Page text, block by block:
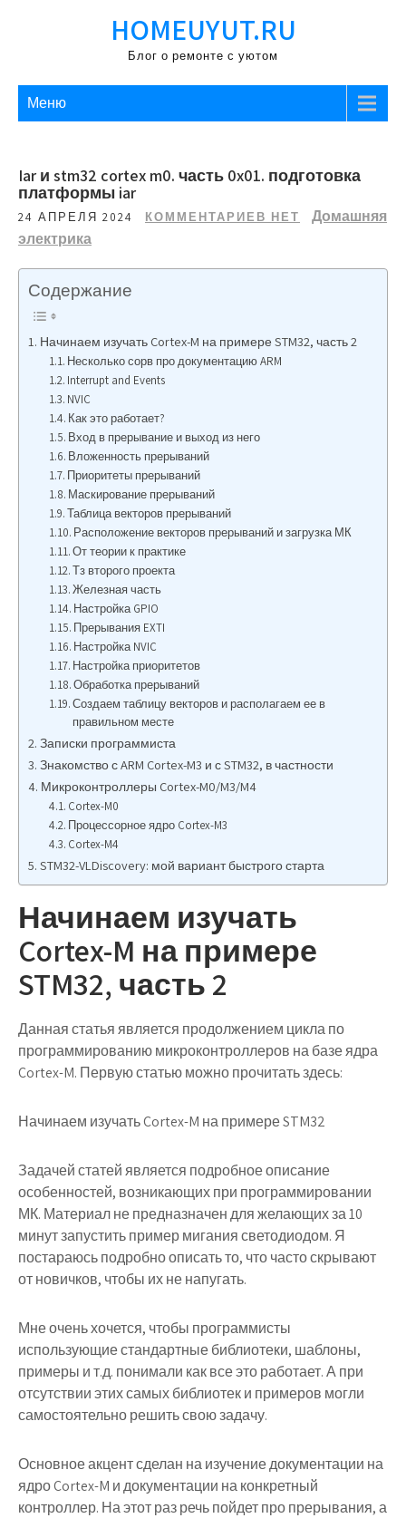
HOMEUYUT.RU
Блог о ремонте с уютом
Меню
Iar и stm32 cortex m0. часть 0x01. подготовка
платформы iar
24 АПРЕЛЯ 2024 КОММЕНТАРИЕВ НЕТ
Домашняя
электрика
Содержание
Начинаем изучать Cortex-M на примере STM32, часть 2
Несколько сорв про документацию ARM
Interrupt and Events
NVIC
Как это работает?
Вход в прерывание и выход из него
Вложенность прерываний
Приоритеты прерываний
Маскирование прерываний
Таблица векторов прерываний
Расположение векторов прерываний и загрузка МК
От теории к практике
Тз второго проекта
Железная часть
Настройка GPIO
Прерывания EXTI
Настройка NVIC
Настройка приоритетов
Обработка прерываний
Создаем таблицу векторов и располагаем ее в
правильном месте
Записки программиста
Знакомство с ARM Cortex-M3 и с STM32, в частности
Микроконтроллеры Cortex-M0/M3/M4
Cortex-M0
Процессорное ядро Cortex-M3
Cortex-M4
STM32-VLDiscovery: мой вариант быстрого старта
Начинаем изучать
Cortex-M на примере
STM32, часть 2
Данная статья является продолжением цикла по
программированию микроконтроллеров на базе ядра
Cortex-M. Первую статью можно прочитать здесь:
Начинаем изучать Cortex-M на примере STM32
Задачей статей является подробное описание
особенностей, возникающих при программировании
МК. Материал не предназначен для желающих за 10
минут запустить пример мигания светодиодом. Я
постараюсь подробно описать то, что часто скрывают
от новичков, чтобы их не напугать.
Мне очень хочется, чтобы программисты
использующие стандартные библиотеки, шаблоны,
примеры и т.д. понимали как все это работает. А при
отсутствии этих самых библиотек и примеров могли
самостоятельно решить свою задачу.
Основное акцент сделан на изучение документации на
ядро Cortex-M и документации на конкретный
контроллер. На этот раз речь пойдет про прерывания, а